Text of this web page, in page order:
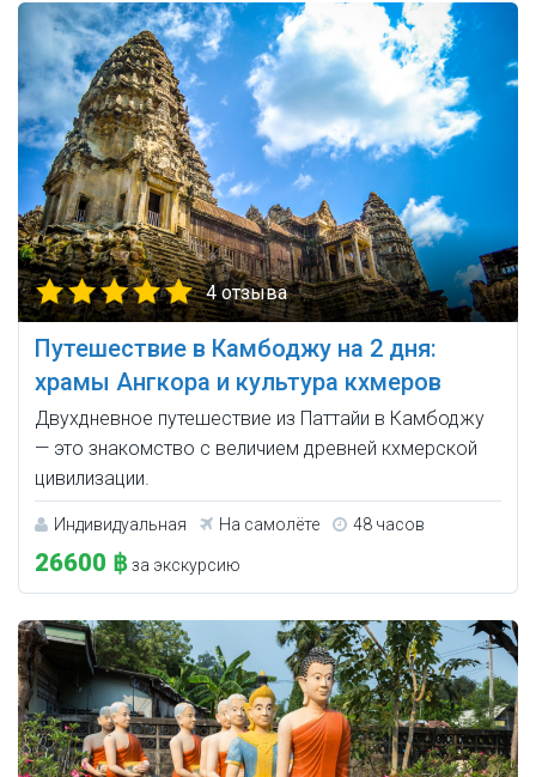
4 отзыва
Путешествие в Камбоджу на 2 дня:
храмы Ангкора и культура кхмеров
Двухдневное путешествие из Паттайи в Камбоджу
— это знакомство с величием древней кхмерской
цивилизации.
Индивидуальная На самолёте 48 часов
26600 ฿за экскурсию